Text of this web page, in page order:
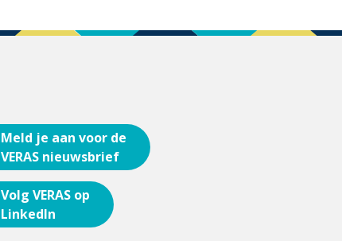
Meld je aan voor de
VERAS nieuwsbrief
Volg VERAS op
LinkedIn